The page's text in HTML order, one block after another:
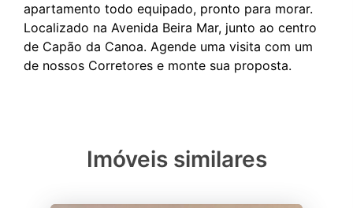
apartamento todo equipado, pronto para morar.
Localizado na Avenida Beira Mar, junto ao centro
de Capão da Canoa. Agende uma visita com um
Imóveis similares